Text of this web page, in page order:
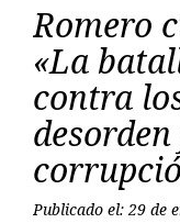
Romero
«La
contra
Publicado el: 29 de